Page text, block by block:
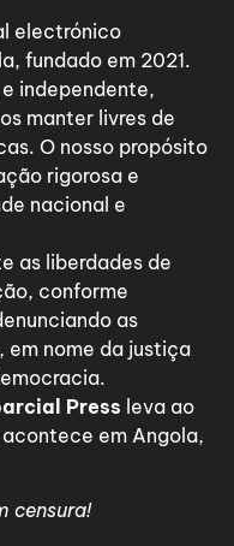
electrónico
fundado em 2021.
independente,
manter livres de
O nosso propósito
rigorosa e
nacional e
as liberdades de
conforme
as
em nome da justiça
Press leva ao
em Angola,
censura!